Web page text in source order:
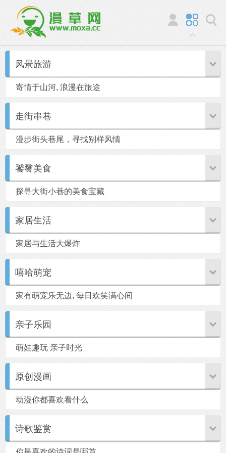
风景旅游
寄情于山河, 浪漫在旅途
走街串巷
漫步街头巷尾，寻找别样风情
饕餮美食
探寻大街小巷的美食宝藏
家居生活
家居与生活大爆炸
嘻哈萌宠
家有萌宠乐无边, 每日欢笑满心间
亲子乐园
萌娃趣玩 亲子时光
原创漫画
动漫你都喜欢看什么
诗歌鉴赏